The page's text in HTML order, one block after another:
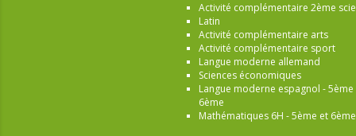
Activité complémentaire 2ème
Latin
Activité complémentaire arts
Activité complémentaire sport
Langue moderne allemand
Sciences économiques
Langue moderne espagnol - 5ème
6ème
Mathématiques 6H - 5ème et 6ème